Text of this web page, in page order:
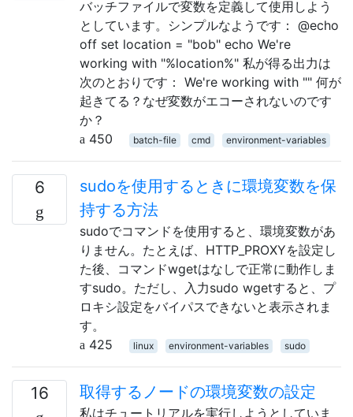
バッチファイルで変数を定義して使用しよう
としています。シンプルなようです： @echo
off set location = "bob" echo We're
working with "%location%" 私が得る出力は
次のとおりです： We're working with "" 何が
起きてる？なぜ変数がエコーされないのです
か？
450
batch-file cmd environment-variables
6
sudoを使用するときに環境変数を保
持する方法
sudoでコマンドを使用すると、環境変数があ
りません。たとえば、HTTP_PROXYを設定し
た後、コマンドwgetはなしで正常に動作しま
すsudo。ただし、入力sudo wgetすると、プ
ロキシ設定をバイパスできないと表示されま
す。
425
linux environment-variables sudo
16 取得するノードの環境変数の設定
私はチュートリアルを実行しようとしていま